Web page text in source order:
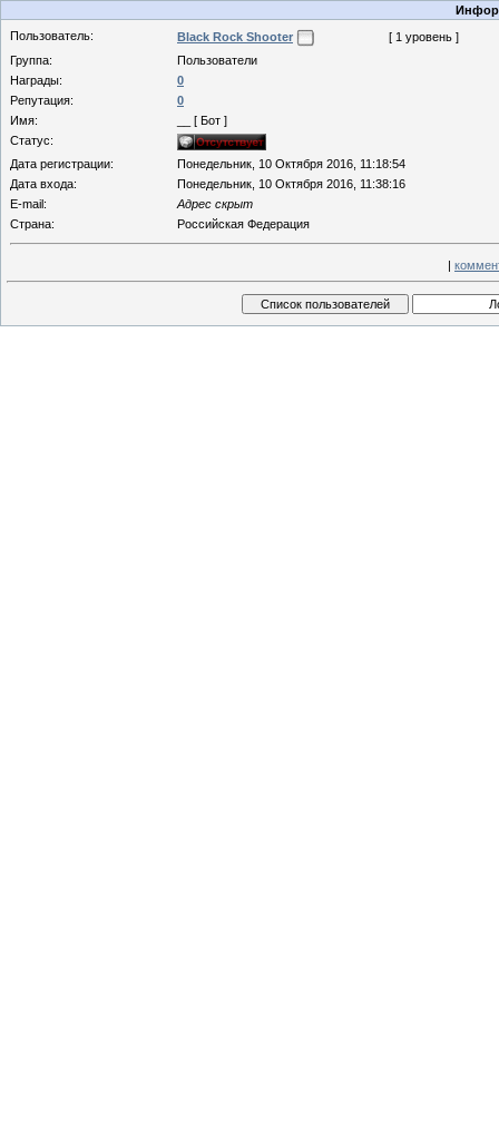
Пользователь:
Black Rock Shooter
[ 1 уровень ]
Группа:
Пользователи
Награды:
0
Репутация:
0
Имя:
__ [ Бот ]
Статус:
Дата регистрации:
Понедельник, 10 Октября 2016, 11:18:54
Дата входа:
Понедельник, 10 Октября 2016, 11:38:16
E-mail:
Адрес скрыт
Страна:
Российская Федерация
|